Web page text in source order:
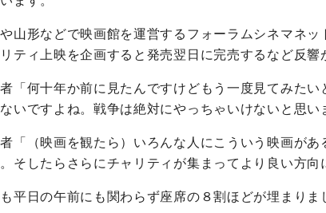
山形などで映画館を運営するフォーラムシネマネッ
ティ上映を企画すると発売翌日に完売するなど反響
「何十年か前に見たんですけどもう一度見てみたい
いですよね。戦争は絶対にやっちゃいけないと思い
「（映画を観たら）いろんな人にこういう映画があ
そしたらさらにチャリティが集まってより良い方向
平日の午前にも関わらず座席の８割ほどが埋まりま